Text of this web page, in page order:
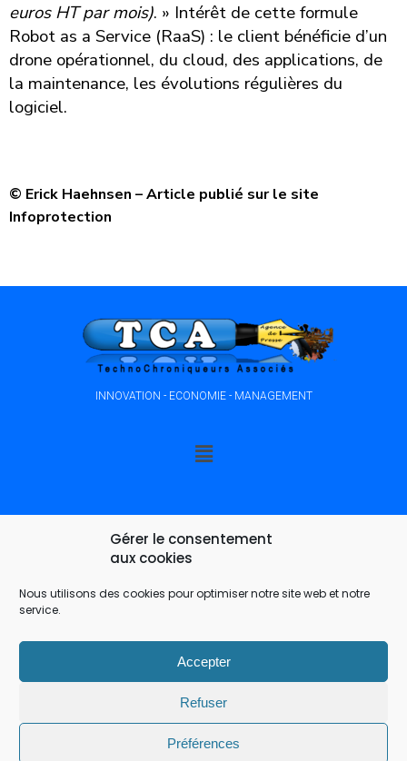
Gérer le consentement
aux cookies
Nous utilisons des cookies pour optimiser notre site web et notre
service.
Accepter
Refuser
Préférences
euros HT par mois). » Intérêt de cette formule
Robot as a Service (RaaS) : le client bénéficie d’un
drone opérationnel, du cloud, des applications, de
la maintenance, les évolutions régulières du
logiciel.
© Erick Haehnsen – Article publié sur le site
Infoprotection
INNOVATION - ECONOMIE - MANAGEMENT